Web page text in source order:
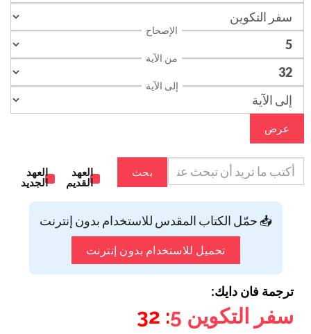
الإصحاح
من الآية
إلى الآية
عرض
بحث
العهد
القديم
العهد
الجديد
📥 حمّل الكتاب المقدس للاستخدام بدون إنترنت
تحميل للاستخدام بدون إنترنت
ترجمة فان دايك:
سفر التكوين 5
: 32